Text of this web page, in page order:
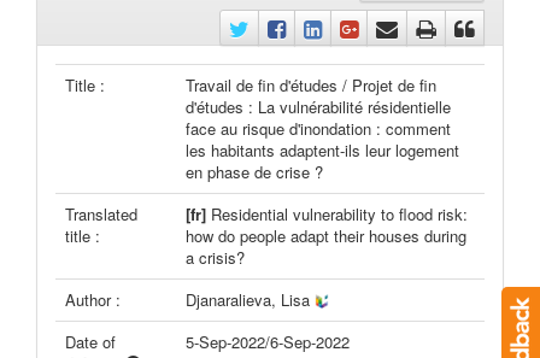
Title :
Travail de fin d'études / Projet de fin
d'études : La vulnérabilité résidentielle
face au risque d'inondation : comment
les habitants adaptent-ils leur logement
en phase de crise ?
Translated
title :
[fr] Residential vulnerability to flood risk:
how do people adapt their houses during
a crisis?
Author :
Djanaralieva, Lisa
Date of
5-Sep-2022/6-Sep-2022